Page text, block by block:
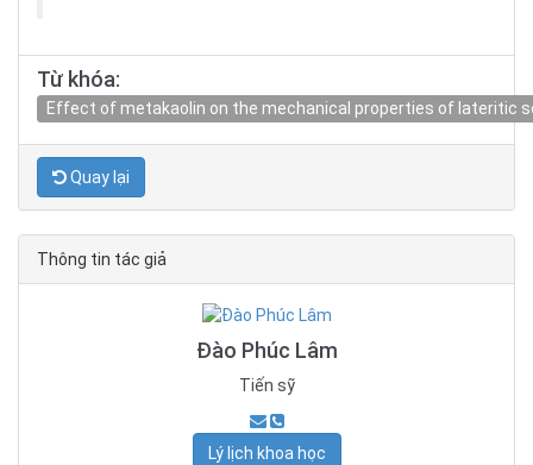
Từ khóa:
Effect of metakaolin on the mechanical properties of lateritic
Quay lại
Thông tin tác giả
Đào Phúc Lâm
Tiến sỹ
Lý lịch khoa học